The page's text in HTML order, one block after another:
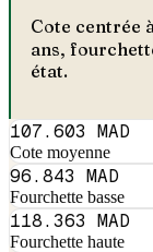
Cote centrée
ans,
état.
107.603 MAD
Cote moyenne
96.843 MAD
Fourchette basse
118.363 MAD
Fourchette haute